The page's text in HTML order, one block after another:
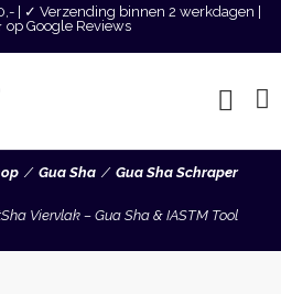
| ✓ Verzending binnen 2 werkdagen |
Google Reviews
Gua Sha Gua Sha Schraper
Viervlak – Gua Sha & IASTM Tool